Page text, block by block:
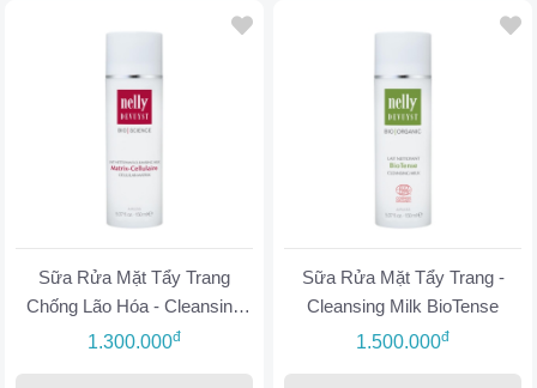
Sữa Rửa Mặt Tẩy Trang
Chống Lão Hóa - Cleansing
Milk Cellular Matrix
1.300.000đ
Sữa Rửa Mặt Tẩy Trang -
Cleansing Milk BioTense
1.500.000đ